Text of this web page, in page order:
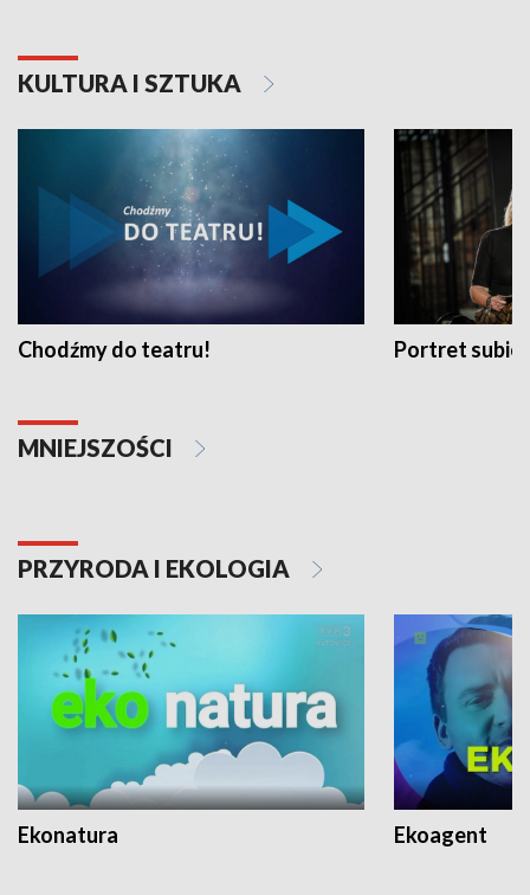
KULTURA I SZTUKA
Chodźmy do teatru! Portret
MNIEJSZOŚCI
PRZYRODA I EKOLOGIA
Ekonatura Ekoagent